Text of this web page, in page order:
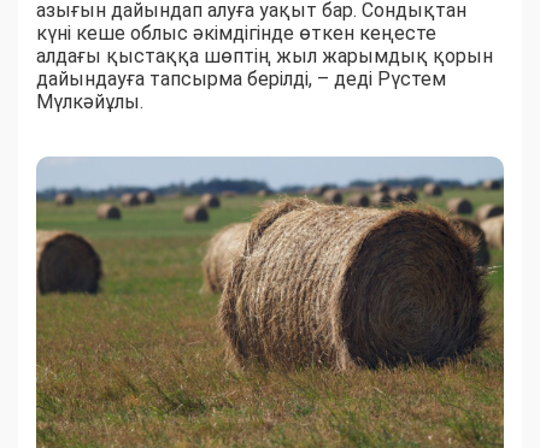
азығын дайындап алуға уақыт бар. Сондықтан
күні кеше облыс әкімдігінде өткен кеңесте
алдағы қыстаққа шөптің жыл жарымдық қорын
дайындауға тапсырма берілді, – деді Рүстем
Мүлкәйұлы.